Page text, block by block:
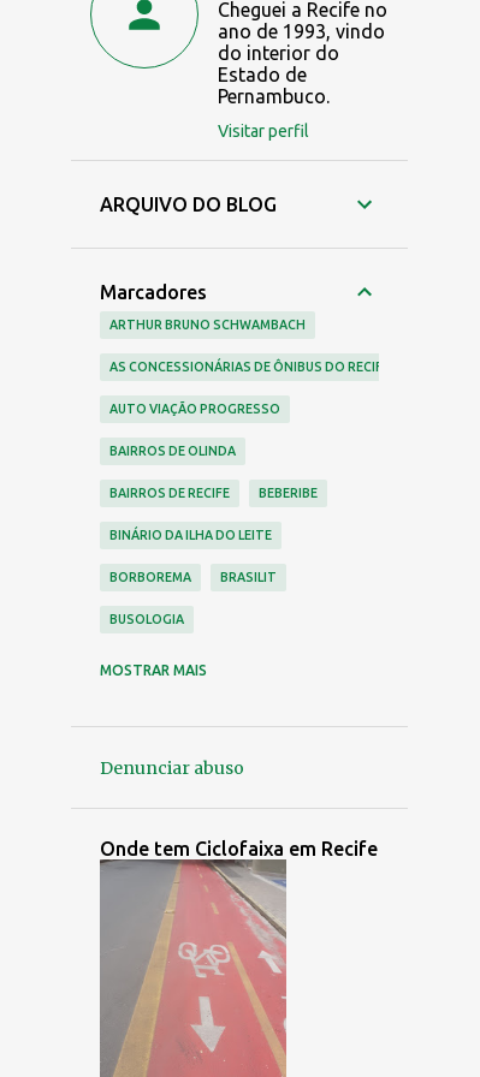
Cheguei a Recife no
ano de 1993, vindo
do interior do
Estado de
Pernambuco.
Visitar perfil
ARQUIVO DO BLOG
Marcadores
ARTHUR BRUNO SCHWAMBACH
AS CONCESSIONÁRIAS DE ÔNIBUS DO RECIFE
AUTO VIAÇÃO PROGRESSO
BAIRROS DE OLINDA
BAIRROS DE RECIFE BEBERIBE
BINÁRIO DA ILHA DO LEITE
BORBOREMA BRASILIT
BUSOLOGIA
EMPRESA NÁPOLES
EMPRESA PEDROSA
EMPRESA SÃO PAULO
EMPRESAS EXTINTAS
ENTRADAS E SAÍDAS DO RECIFE
MOSTRAR MAIS
Denunciar abuso
Onde tem Ciclofaixa em Recife